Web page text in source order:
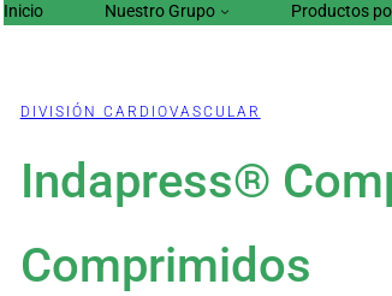
Inicio Nuestro Grupo Productos
DIVISIÓN CARDIOVASCULAR
Indapress®
Comprimidos